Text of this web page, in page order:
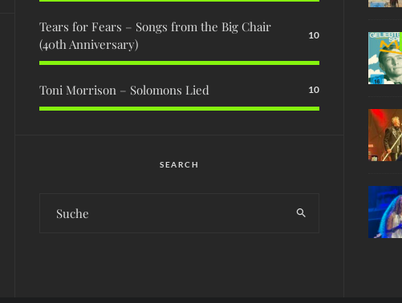
Tears for Fears – Songs from the Big Chair
(40th Anniversary)
10
Toni Morrison – Solomons Lied 10
SEARCH